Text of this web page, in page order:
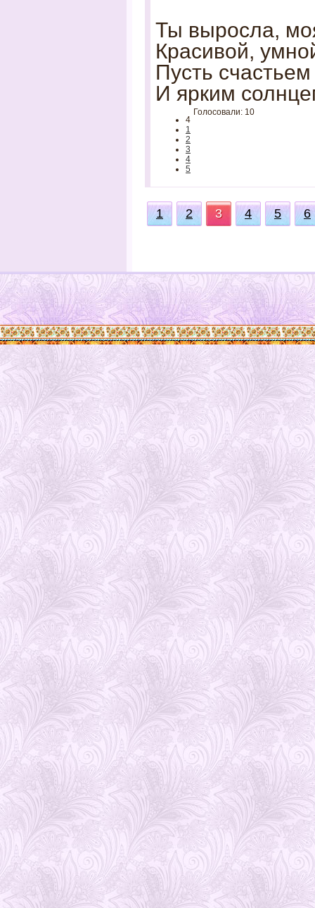
Ты выросла,
Красивой,
Пусть
И ярким
4
1
2
3
4
5
Голосовали: 10
1 2 3 4 5 6